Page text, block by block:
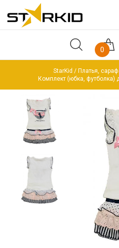
0
StarKid
Платья,
Комплект (юбка, футболка)